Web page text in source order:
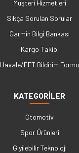
Müşteri Hizmetleri
Sıkça Sorulan Sorular
Garmin Bilgi Bankası
Kargo Takibi
Havale/EFT Bildirim Formu
KATEGORİLER
Otomotiv
Spor Ürünleri
Giyilebilir Teknoloji